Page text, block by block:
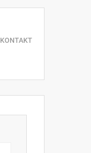
KONTAKT